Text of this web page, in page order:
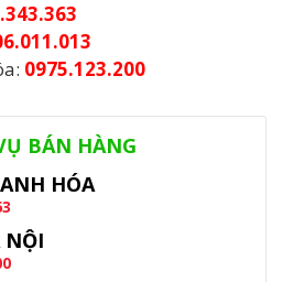
0975.123.200
Mặt Trời
BÁN HÀNG
HÓA
NỘI